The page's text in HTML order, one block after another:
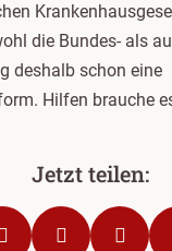
die Bundes- als
deshalb schon eine
Hilfen brauche